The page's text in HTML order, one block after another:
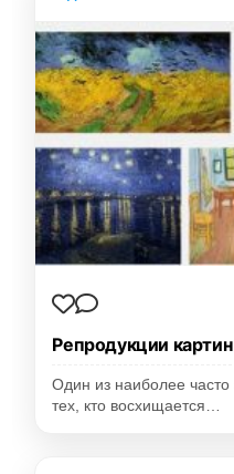
Репродукции картин
Один из наиболее
тех, кто восхищается…